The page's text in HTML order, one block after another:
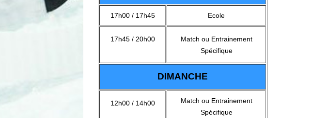
17h00 / 17h45 Ecole
17h45 / 20h00
Match ou Entrainement
Spécifique
DIMANCHE
12h00 / 14h00
Match ou Entrainement
Spécifique